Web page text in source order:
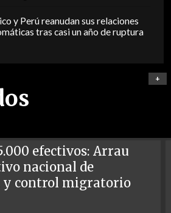
y Perú reanudan sus relaciones
tras casi un año de ruptura
+
efectivos: Arrau
nacional de
y control migratorio